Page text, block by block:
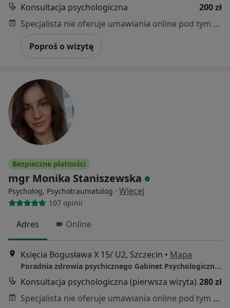
Konsultacja psychologiczna
200 zł
Specjalista nie oferuje umawiania online pod tym adresem.
Poproś o wizytę
Bezpieczne płatności
mgr Monika Staniszewska
Psycholog, Psychotraumatolog · Więcej
107 opinii
Adres Online
Księcia Bogusława X 15/ U2, Szczecin • Mapa
Poradnia zdrowia psychicznego Gabinet Psychologiczny Szczecin
Konsultacja psychologiczna (pierwsza wizyta) 280 zł
Specjalista nie oferuje umawiania online pod tym adresem.